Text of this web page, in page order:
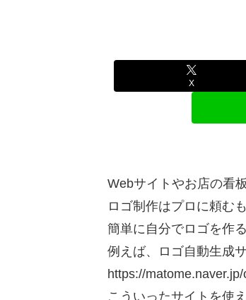
X
Webサイトやお店の看
ロゴ制作はプロに頼む
簡単に自分でロゴを作
例えば、ロゴ自動生成サ
https://
こういったサイトを使